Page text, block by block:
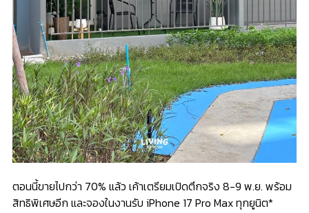
ตอนนี้ขายไปกว่า 70% แล้ว เค้าเตรียมเปิดตึกจริง 8-9 พ.ย. พร้อม
สิทธิพิเศษอีก และจองในงานรับ iPhone 17 Pro Max ทุกยูนิต*